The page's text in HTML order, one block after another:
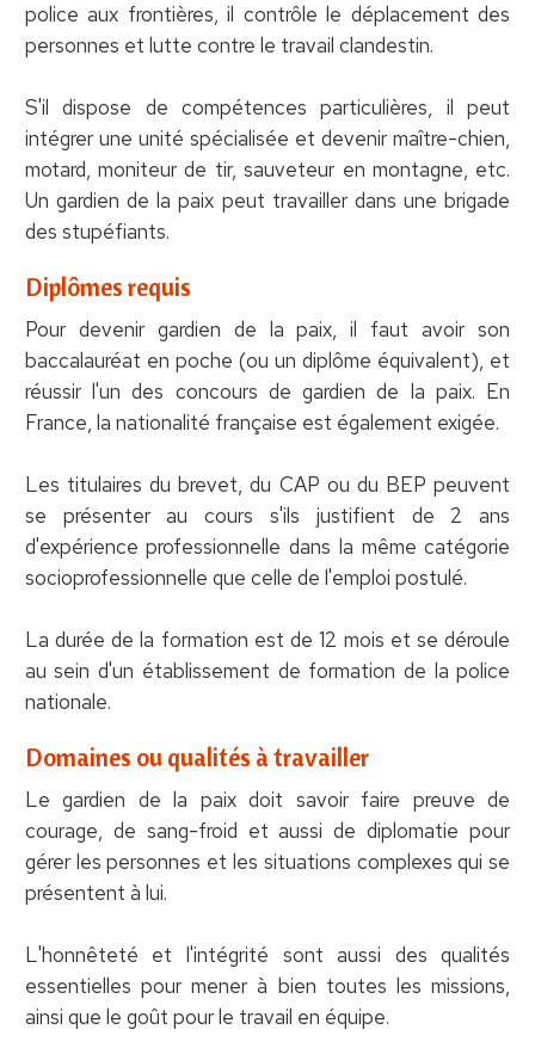
police aux frontières, il contrôle le déplacement des
personnes et lutte contre le travail clandestin.
S'il dispose de compétences particulières, il peut
intégrer une unité spécialisée et devenir maître-chien,
motard, moniteur de tir, sauveteur en montagne, etc.
Un gardien de la paix peut travailler dans une brigade
des stupéfiants.
Diplômes requis
Pour devenir gardien de la paix, il faut avoir son
baccalauréat en poche (ou un diplôme équivalent), et
réussir l'un des concours de gardien de la paix. En
France, la nationalité française est également exigée.
Les titulaires du brevet, du CAP ou du BEP peuvent
se présenter au cours s'ils justifient de 2 ans
d'expérience professionnelle dans la même catégorie
socioprofessionnelle que celle de l'emploi postulé.
La durée de la formation est de 12 mois et se déroule
au sein d'un établissement de formation de la police
nationale.
Domaines ou qualités à travailler
Le gardien de la paix doit savoir faire preuve de
courage, de sang-froid et aussi de diplomatie pour
gérer les personnes et les situations complexes qui se
présentent à lui.
L'honnêteté et l'intégrité sont aussi des qualités
essentielles pour mener à bien toutes les missions,
ainsi que le goût pour le travail en équipe.